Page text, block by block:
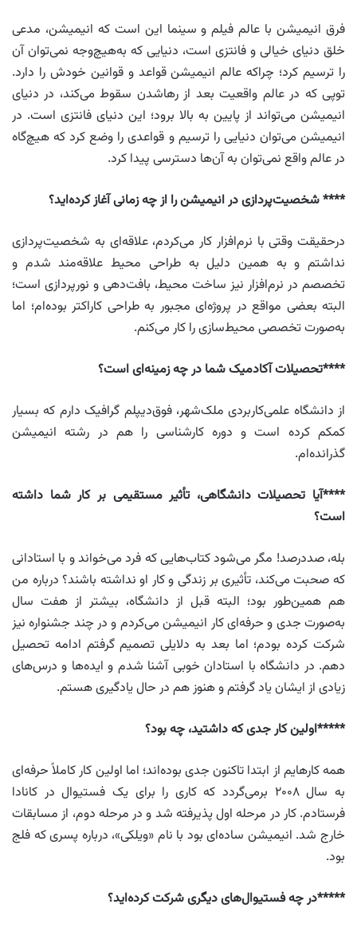
فرق انیمیشن با عالم فیلم و سینما این است که انیمیشن، مدعی
خلق دنیای خیالی و فانتزی است، دنیایی که به‌هیچ‌وجه نمی‌توان آن
را ترسیم کرد؛ چراکه عالم انیمیشن قواعد و قوانین خودش را دارد.
توپی که در عالم واقعیت بعد از رهاشدن سقوط می‌کند، در دنیای
انیمیشن می‌تواند از پایین به بالا برود؛ این دنیای فانتزی است. در
انیمیشن می‌توان دنیایی را ترسیم و قواعدی را وضع کرد که هیچ‌گاه
در عالم واقع نمی‌توان به آن‌ها دسترسی پیدا کرد.
**** شخصیتپردازی در انیمیشن را از چه زمانی آغاز کرده‌اید؟
درحقیقت وقتی با نرم‌افزار کار می‌کردم، علاقه‌ای به شخصیت‌پردازی
نداشتم و به ‌همین ‌دلیل به طراحی محیط‌ علاقه‌مند شدم و
تخصصم در نرم‌افزار نیز ساخت محیط، بافت‌دهی و نورپردازی است؛
البته بعضی مواقع در پروژه‌ای مجبور به طراحی کاراکتر بوده‌ام؛ اما
به‌صورت تخصصی محیط‌سازی را کار می‌کنم.
****تحصیلات آکادمیک شما در چه زمینه‌ای است؟
از دانشگاه علمی‌کاربردی ملک‌شهر، فوق‌دیپلم گرافیک دارم که بسیار
کمکم کرده است و دوره‌ کارشناسی را هم در رشته انیمیشن
گذرانده‌ام.
****آیا تحصیلات دانشگاهی، تأثیر مستقیمی بر کار شما داشته
است؟
بله، صددرصد! مگر می‌شود کتاب‌هایی که فرد می‌خواند و با استادانی
که صحبت می‌کند، تأثیری بر زندگی و کار او نداشته باشند؟ درباره من
هم همین‌طور بود؛ البته قبل از دانشگاه، بیشتر از هفت سال
به‌صورت جدی و حرفه‌ای کار انیمیشن می‌کردم و در چند جشنواره نیز
شرکت کرده بودم؛ اما بعد به دلایلی تصمیم گرفتم ادامه تحصیل
دهم. در دانشگاه با استادان خوبی آشنا شدم و ایده‌ها و درس‌های
زیادی از ایشان یاد گرفتم و هنوز هم در حال یادگیری‌ هستم.
*****اولین کار جدی که داشتید، چه بود؟
همه‌ کارهایم از ابتدا تاکنون جدی بوده‌اند؛ اما اولین کار کاملاً حرفه‌ای
به سال ۲۰۰۸ برمی‌گردد که کاری را برای یک فستیوال در کانادا
فرستادم. کار در مرحله اول پذیرفته شد و در مرحله دوم، از مسابقات
خارج شد. انیمیشن ساده‌ای بود با نام «ویلکی»، درباره پسری که فلج
بود.
*****در چه فستیوال‌های دیگری شرکت کرده‌اید؟